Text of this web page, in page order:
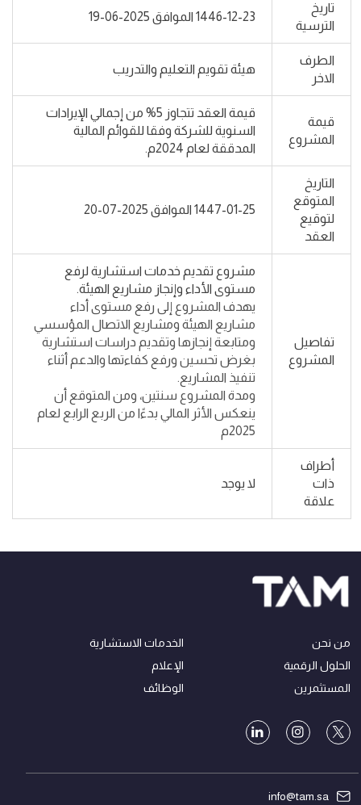
تاريخ
الترسية
1446-12-23 الموافق 2025-06-19
الطرف
الاخر
هيئة تقويم التعليم والتدريب
قيمة
المشروع
قيمة العقد تتجاوز 5% من إجمالي الإيرادات
السنوية للشركة وفقا للقوائم المالية
المدققة لعام 2024م.
التاريخ
المتوقع
لتوقيع
العقد
1447-01-25 الموافق 2025-07-20
تفاصيل
المشروع
مشروع تقديم خدمات استشارية لرفع
مستوى الأداء وإنجاز مشاريع الهيئة.
يهدف المشروع إلى رفع مستوى أداء
مشاريع الهيئة ومشاريع الاتصال المؤسسي
ومتابعة إنجازها وتقديم دراسات استشارية
بغرض تحسين ورفع كفاءتها والدعم أثناء
تنفيذ المشاريع.
ومدة المشروع سنتين، ومن المتوقع أن
ينعكس الأثر المالي بدءًا من الربع الرابع لعام
2025م
أطراف
ذات
علاقة
لا يوجد
من نحن
الخدمات الاستشارية
الحلول الرقمية
الإعلام
المستثمرين
الوظائف
info@tam.sa